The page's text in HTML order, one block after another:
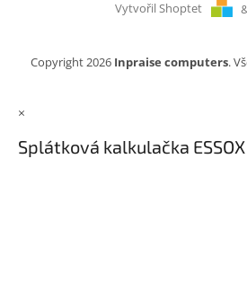
Vytvořil Shoptet
Copyright 2026 Inpraise computers.
×
Splátková kalkulačka ESSOX